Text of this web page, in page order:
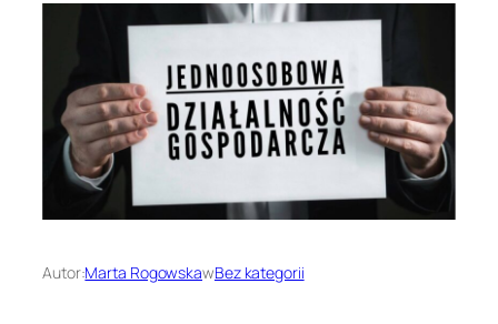
Autor:Marta RogowskawBez kategorii